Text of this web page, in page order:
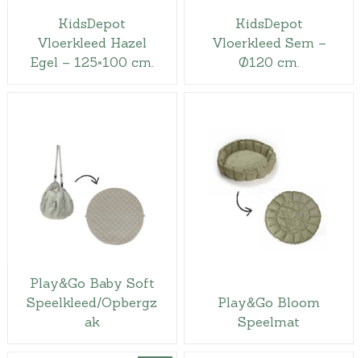
KidsDepot
Vloerkleed Hazel
Egel – 125×100 cm.
KidsDepot
Vloerkleed Sem –
Ø120 cm.
Play&Go Baby Soft
Speelkleed/Opbergz
ak
Play&Go Bloom
Speelmat